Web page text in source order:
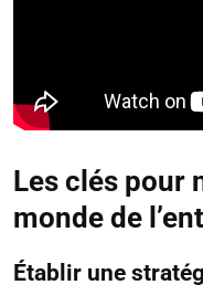
Les clés pour
monde de
Établir une